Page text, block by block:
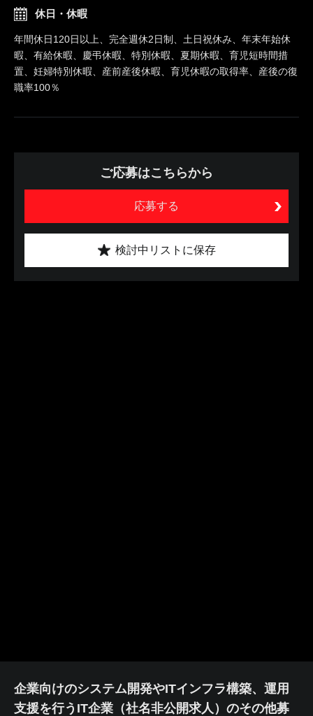
休日・休暇
年間休日120日以上、完全週休2日制、土日祝休み、年末年始休
暇、有給休暇、慶弔休暇、特別休暇、夏期休暇、育児短時間措
置、妊婦特別休暇、産前産後休暇、育児休暇の取得率、産後の復
職率100％
ご応募はこちらから
応募する
検討中リストに保存
企業向けのシステム開発やITインフラ構築、運用
支援を行うIT企業（社名非公開求人）のその他募